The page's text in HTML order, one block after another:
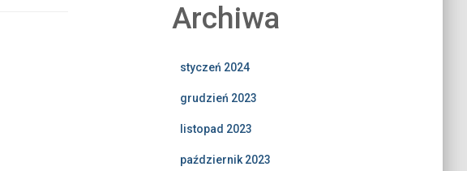
Archiwa
styczeń 2024
grudzień 2023
listopad 2023
październik 2023